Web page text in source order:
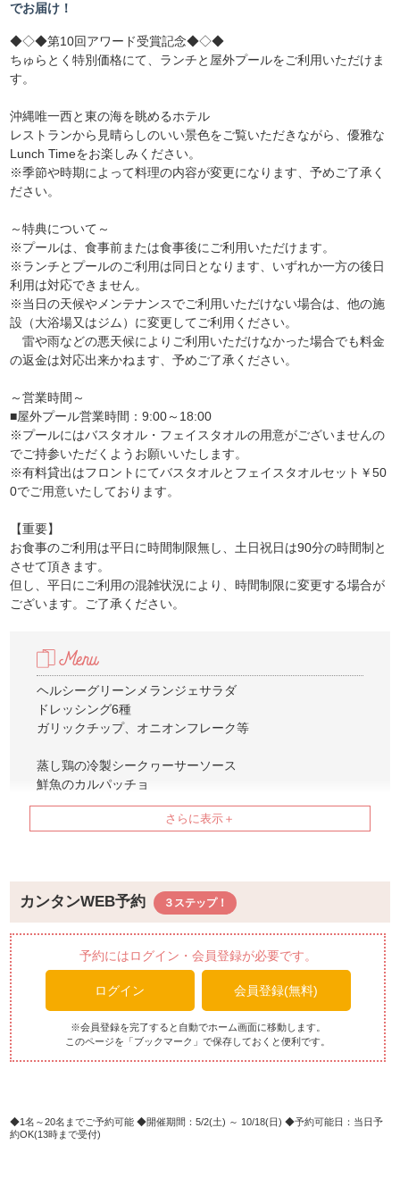
でお届け！
◆◇◆第10回アワード受賞記念◆◇◆
ちゅらとく特別価格にて、ランチと屋外プールをご利用いただけま
す。
沖縄唯一西と東の海を眺めるホテル
レストランから見晴らしのいい景色をご覧いただきながら、優雅な
Lunch Timeをお楽しみください。
※季節や時期によって料理の内容が変更になります、予めご了承く
ださい。
～特典について～
※プールは、食事前または食事後にご利用いただけます。
※ランチとプールのご利用は同日となります、いずれか一方の後日
利用は対応できません。
※当日の天候やメンテナンスでご利用いただけない場合は、他の施
設（大浴場又はジム）に変更してご利用ください。
雷や雨などの悪天候によりご利用いただけなかった場合でも料金
の返金は対応出来かねます、予めご了承ください。
～営業時間～
■屋外プール営業時間：9:00～18:00
※プールにはバスタオル・フェイスタオルの用意がございませんの
でご持参いただくようお願いいたします。
※有料貸出はフロントにてバスタオルとフェイスタオルセット￥50
0でご用意いたしております。
【重要】
お食事のご利用は平日に時間制限無し、土日祝日は90分の時間制と
させて頂きます。
但し、平日にご利用の混雑状況により、時間制限に変更する場合が
ございます。ご了承ください。
ヘルシーグリーンメランジェサラダ
ドレッシング6種
ガリックチップ、オニオンフレーク等
蒸し鶏の冷製シークヮーサーソース
鮮魚のカルパッチョ
黒大豆湯葉のお浸し
天婦羅盛り合わせ
ホテル特製ハンバーグ
（麻婆豆腐、麻婆茄子、エビチリソース、青椒肉絲、黒酢
豚など日替わり）
シェフスペシャル！本日のパスタ
本日のスープ
和風フライドチキン＆フライドポテト
白身魚のフライ
週替わりカレー（グリーンカレー、キーマカレー）
スライスブレッド5種
カンタンWEB予約
予約にはログイン・会員登録が必要です。
ログイン 会員登録(無料)
※会員登録を完了すると自動でホーム画面に移動します。
このページを「ブックマーク」で保存しておくと便利です。
1名～20名までご予約可能 開催期間：5/2(土) ～ 10/18(日)
予約可能日：当日予
約OK(13時まで受付)